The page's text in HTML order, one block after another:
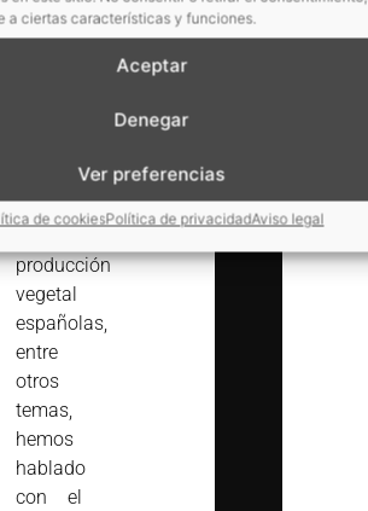
a ciertas características y funciones.
Aceptar
Denegar
Ver preferencias
de cookiesPolítica de privacidadAviso legal
agrobio,
de las
empresas
producción
vegetal
españolas,
entre
otros
temas,
hemos
hablado
con el